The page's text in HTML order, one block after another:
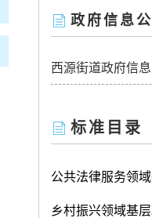
政府信息
西源街道政府信
标准目录
公共法律服务领
乡村振兴领域基